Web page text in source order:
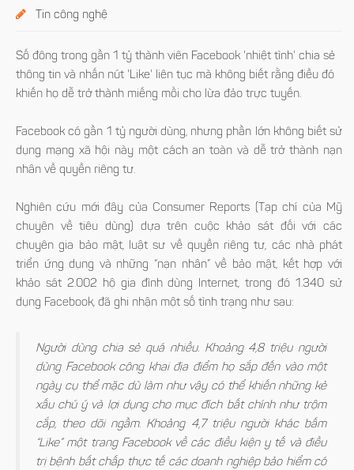
Tin công nghệ
Số đông trong gần 1 tỷ thành viên Facebook 'nhiệt tình' chia sẻ
thông tin và nhấn nút 'Like' liên tục mà không biết rằng điều đó
khiến họ dễ trở thành miếng mồi cho lừa đảo trực tuyến.
Facebook có gần 1 tỷ người dùng, nhưng phần lớn không biết sử
dụng mạng xã hội này một cách an toàn và dễ trở thành nạn
nhân về quyền riêng tư.
Nghiên cứu mới đây của Consumer Reports (Tạp chí của Mỹ
chuyên về tiêu dùng) dựa trên cuộc khảo sát đối với các
chuyên gia bảo mật, luật sư về quyền riêng tư, các nhà phát
triển ứng dụng và những “nạn nhân” về bảo mật, kết hợp với
khảo sát 2.002 hộ gia đình dùng Internet, trong đó 1.340 sử
dụng Facebook, đã ghi nhận một số tình trạng như sau:
Người dùng chia sẻ quá nhiều. Khoảng 4,8 triệu người
dùng Facebook công khai địa điểm họ sắp đến vào một
ngày cụ thể mặc dù làm như vậy có thể khiến những kẻ
xấu chú ý và lợi dụng cho mục đích bất chính như trộm
cắp, theo dõi ngầm. Khoảng 4,7 triệu người khác bấm
“Like” một trang Facebook về các điều kiện y tế và điều
trị bệnh bất chấp thực tế các doanh nghiệp bảo hiểm có